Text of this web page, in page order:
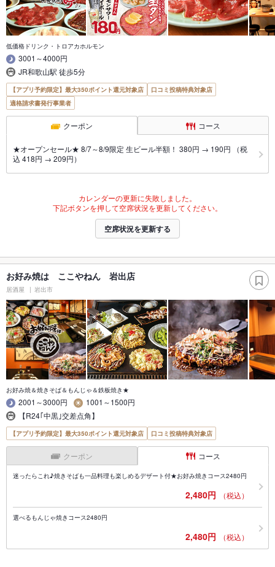
低価格ドリンク・トロアカホルモン
3001～4000円
JR和歌山駅 徒歩5分
【アプリ予約限定】最大350ポイント還元対象店
口コミ投稿特典対象店
適格請求書発行事業者
クーポン コース
★オープンセール★ 8/7～8/9限定 生ビール半額！ 380円 → 190円 （税
込 418円 → 209円）
カレンダーの更新に失敗しました。
下記ボタンを押して空席状況を更新してください。
空席状況を更新する
お好み焼は ここやねん 岩出店
居酒屋 岩出市
お好み焼＆焼きそば＆もんじゃ＆鉄板焼き★
2001～3000円
1001～1500円
【R24｢中黒｣交差点角】
【アプリ予約限定】最大350ポイント還元対象店 口コミ投稿特典対象店
クーポン コース
迷ったらこれ♪焼きそばも一品料理も楽しめるデザート付★お好み焼きコース2480円
2,480円 （税込）
選べるもんじゃ焼きコース2480円
2,480円 （税込）